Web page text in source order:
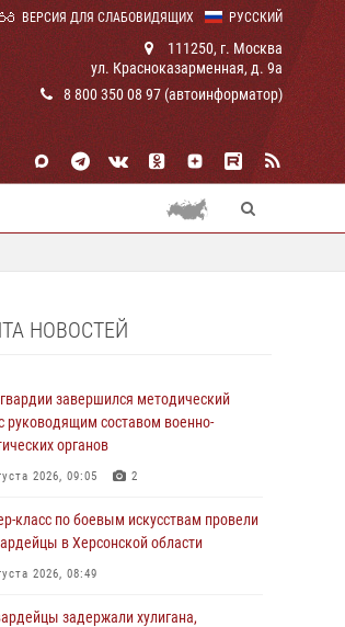
РУССКИЙ
ВЕРСИЯ ДЛЯ СЛАБОВИДЯЩИХ
111250, г. Москва
ул. Красноказарменная, д. 9а
8 800 350 08 97 (автоинформатор)
НОВОСТЕЙ
завершился методический
руководящим составом военно-
органов
2026, 09:05 2
класс по боевым искусствам провели
в Херсонской области
2026, 08:49
задержали хулигана,